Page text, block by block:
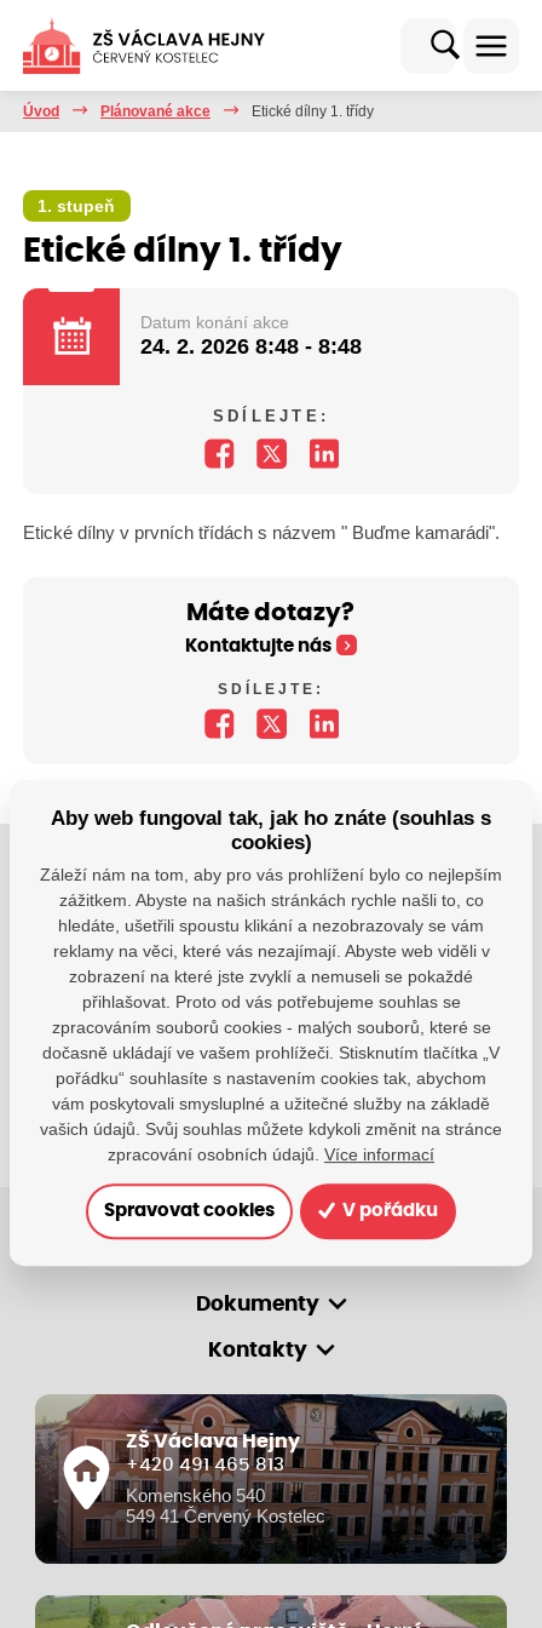
Úvod Plánované akce Etické dílny 1. třídy
1. stupeň
Etické dílny 1. třídy
Datum konání akce
24. 2. 2026 8:48 - 8:48
SDÍLEJTE:
Etické dílny v prvních třídách s názvem " Buďme kamarádi".
Máte dotazy?
Kontaktujte nás
SDÍLEJTE:
Jsme tu pro Vaše děti.
Jsme k dispozici, pokud potřebujete pomoci.
zsvhejny@zsvhejny.cz
+420 491 465 813
po-pá: 7:30 - 15:30 hod.
Dokumenty
Kontakty
ZŠ Václava Hejny
+420 491 465 813
Komenského 540
549 41 Červený Kostelec
Aby web fungoval tak, jak ho znáte (souhlas s
cookies)
Záleží nám na tom, aby pro vás prohlížení bylo co nejlepším
zážitkem. Abyste na našich stránkách rychle našli to, co
hledáte, ušetřili spoustu klikání a nezobrazovaly se vám
reklamy na věci, které vás nezajímají. Abyste web viděli v
zobrazení na které jste zvyklí a nemuseli se pokaždé
přihlašovat. Proto od vás potřebujeme souhlas se
zpracováním souborů cookies - malých souborů, které se
dočasně ukládají ve vašem prohlížeči. Stisknutím tlačítka „V
pořádku“ souhlasíte s nastavením cookies tak, abychom
vám poskytovali smysluplné a užitečné služby na základě
vašich údajů. Svůj souhlas můžete kdykoli změnit na stránce
zpracování osobních údajů. Více informací
Spravovat cookies V pořádku